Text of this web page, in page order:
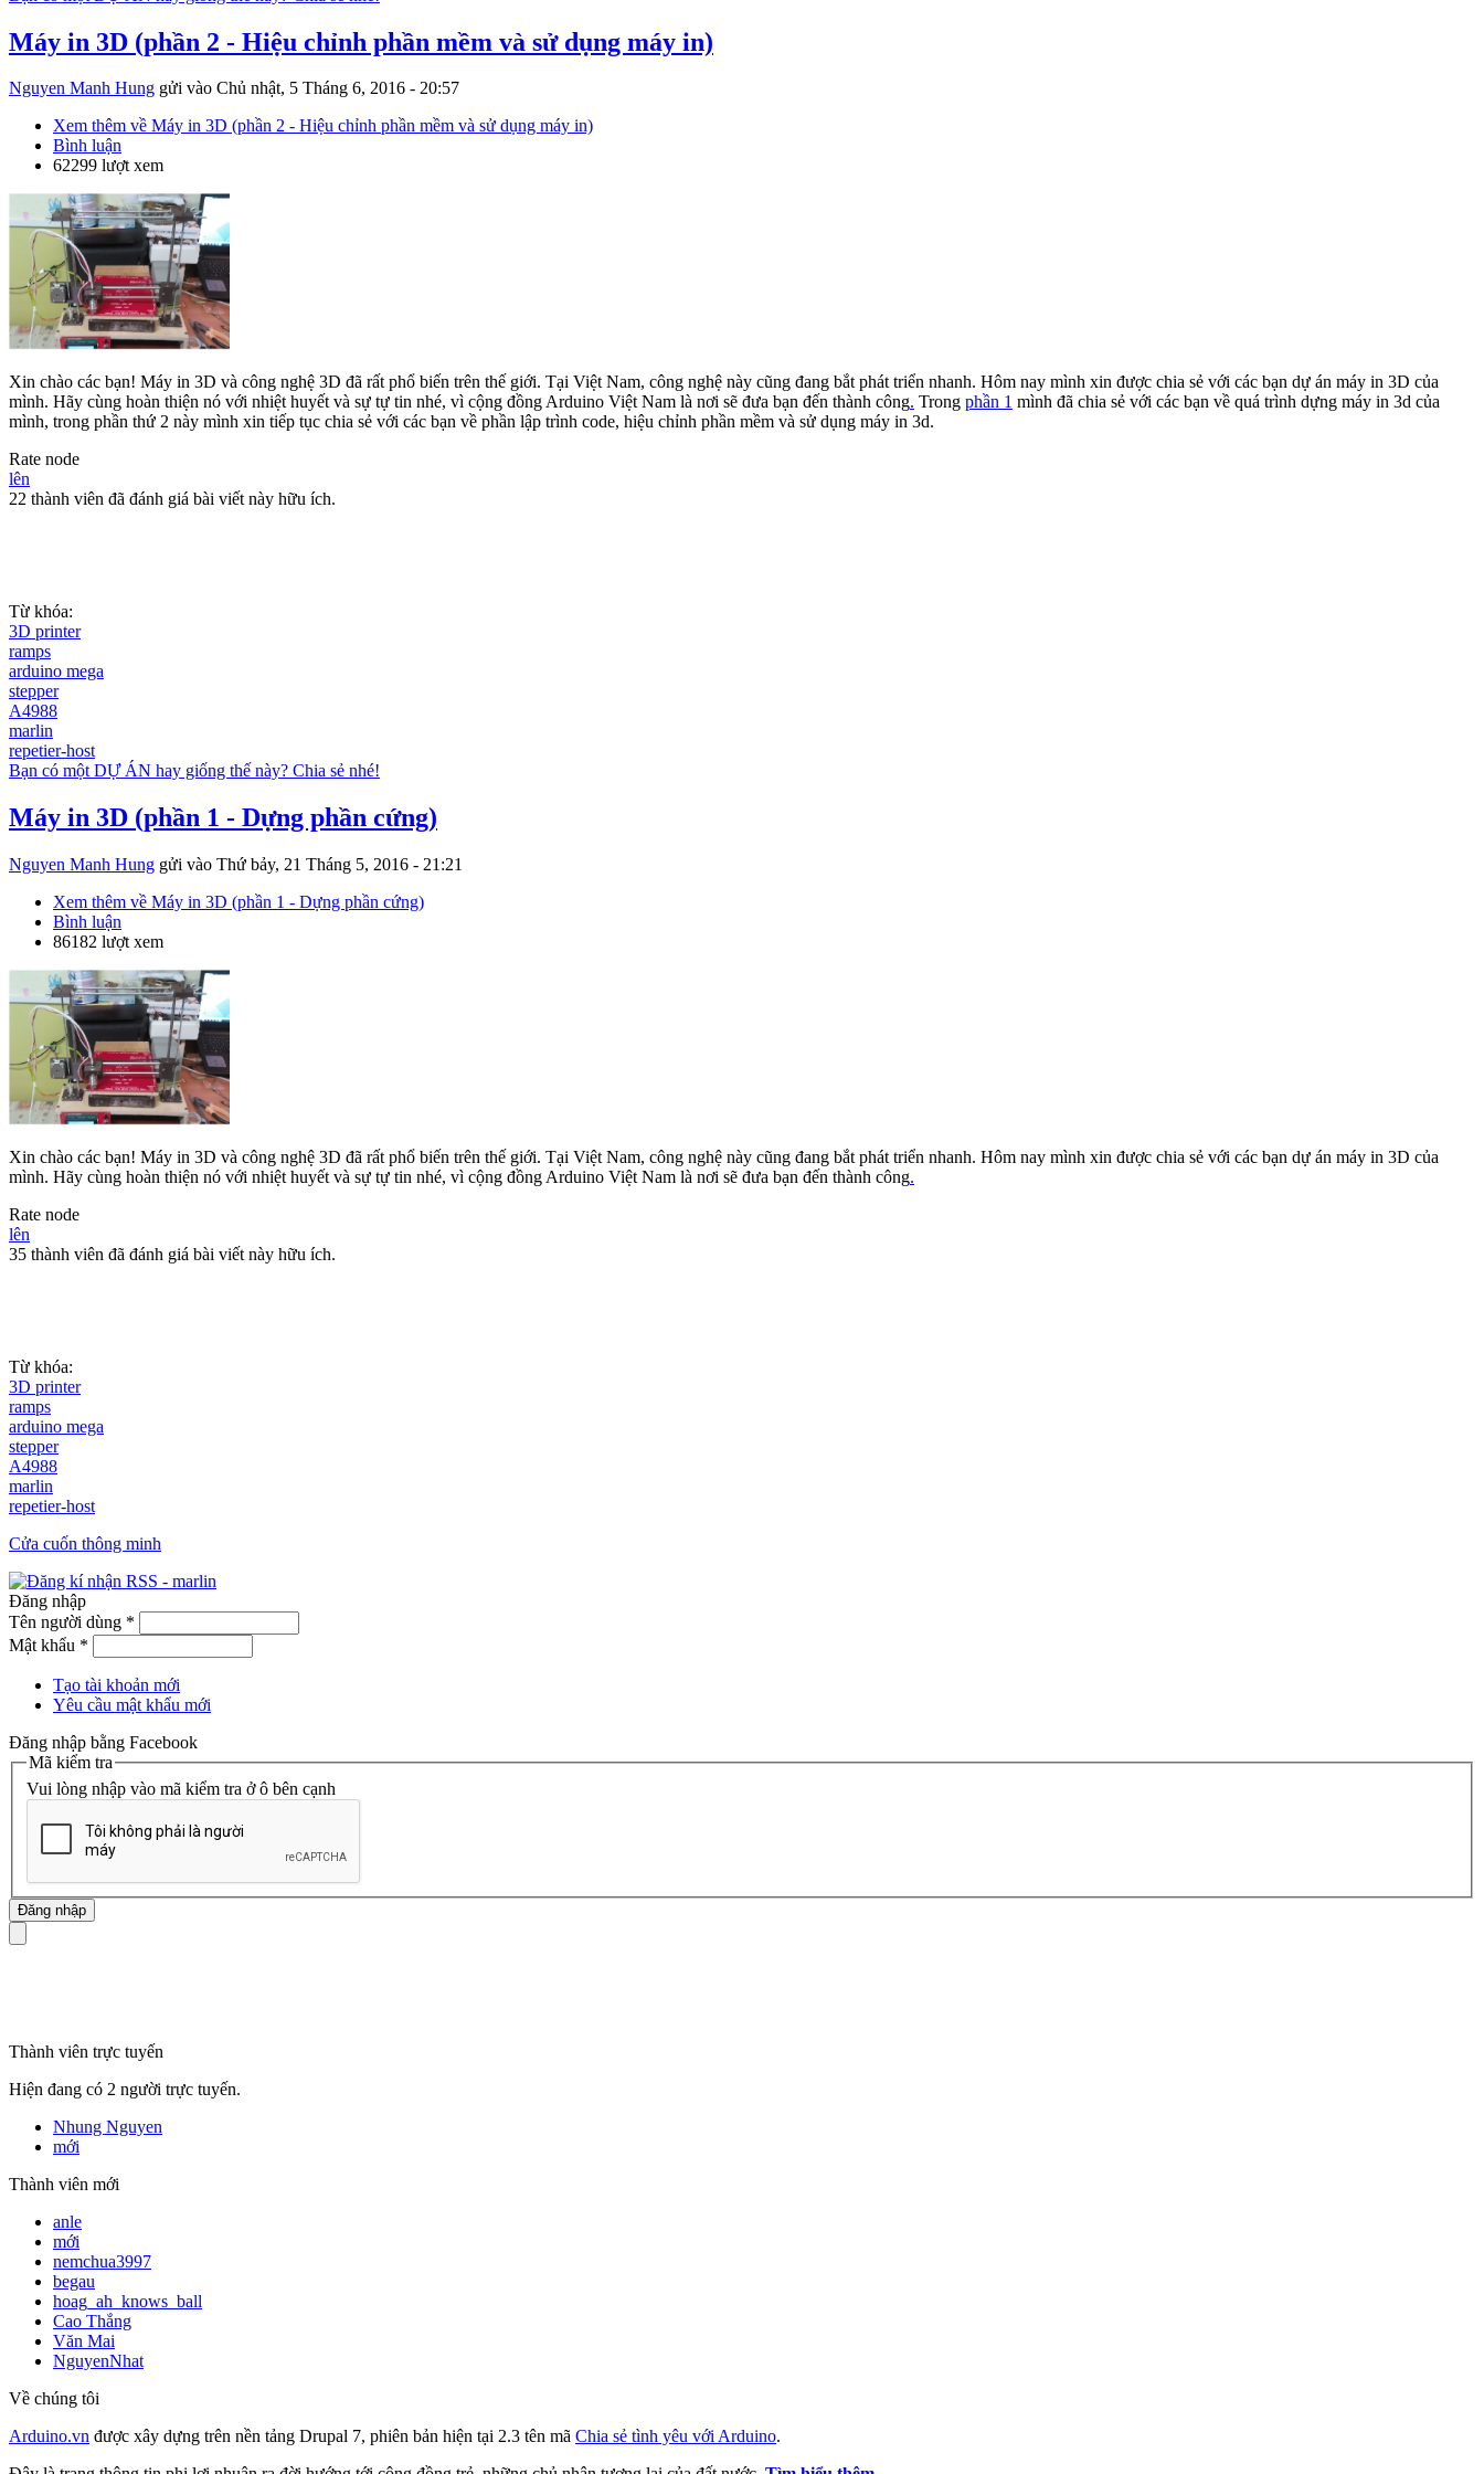
Máy in 3D (phần 2 - Hiệu chỉnh phần mềm và sử dụng máy in)
Nguyen Manh Hung gửi vào Chủ nhật, 5 Tháng 6, 2016 - 20:57
Xem thêm về Máy in 3D (phần 2 - Hiệu chỉnh phần mềm và sử dụng máy in)
Bình luận
62299 lượt xem
Xin chào các bạn! Máy in 3D và công nghệ 3D đã rất phổ biến trên thế giới. Tại Việt Nam, công nghệ này cũng đang bắt phát triển nhanh. Hôm nay mình xin được chia sẻ với các bạn dự án máy in 3D của
mình. Hãy cùng hoàn thiện nó với nhiệt huyết và sự tự tin nhé, vì cộng đồng Arduino Việt Nam là nơi sẽ đưa bạn đến thành công. Trong phần 1 mình đã chia sẻ với các bạn về quá trình dựng máy in 3d của
mình, trong phần thứ 2 này mình xin tiếp tục chia sẻ với các bạn về phần lập trình code, hiệu chỉnh phần mềm và sử dụng máy in 3d.
Rate node
lên
22 thành viên đã đánh giá bài viết này hữu ích.
Từ khóa:
3D printer
ramps
arduino mega
stepper
A4988
marlin
repetier-host
Bạn có một DỰ ÁN hay giống thế này? Chia sẻ nhé!
Máy in 3D (phần 1 - Dựng phần cứng)
Nguyen Manh Hung gửi vào Thứ bảy, 21 Tháng 5, 2016 - 21:21
Xem thêm về Máy in 3D (phần 1 - Dựng phần cứng)
Bình luận
86182 lượt xem
Xin chào các bạn! Máy in 3D và công nghệ 3D đã rất phổ biến trên thế giới. Tại Việt Nam, công nghệ này cũng đang bắt phát triển nhanh. Hôm nay mình xin được chia sẻ với các bạn dự án máy in 3D của
mình. Hãy cùng hoàn thiện nó với nhiệt huyết và sự tự tin nhé, vì cộng đồng Arduino Việt Nam là nơi sẽ đưa bạn đến thành công.
Rate node
lên
35 thành viên đã đánh giá bài viết này hữu ích.
Từ khóa:
3D printer
ramps
arduino mega
stepper
A4988
marlin
repetier-host
Cửa cuốn thông minh
Đăng nhập
Tên người dùng *
Mật khẩu *
Tạo tài khoản mới
Yêu cầu mật khẩu mới
Đăng nhập bằng Facebook
Mã kiểm tra
Vui lòng nhập vào mã kiểm tra ở ô bên cạnh
Thành viên trực tuyến
Hiện đang có 2 người trực tuyến.
Nhung Nguyen
mới
Thành viên mới
anle
mới
nemchua3997
begau
hoag_ah_knows_ball
Cao Thắng
Văn Mai
NguyenNhat
Về chúng tôi
Arduino.vn được xây dựng trên nền tảng Drupal 7, phiên bản hiện tại 2.3 tên mã Chia sẻ tình yêu với Arduino.